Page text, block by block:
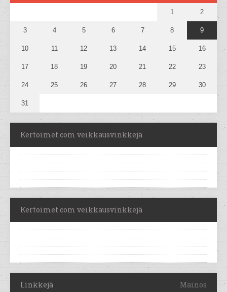
1 2
3 4 5 6 7 8 9
10 11 12 13 14 15 16
17 18 19 20 21 22 23
24 25 26 27 28 29 30
31
Kertoimet.com veikkausvinkkejä
Kertoimet.com veikkausvinkkejä
Linkkejä Mainos